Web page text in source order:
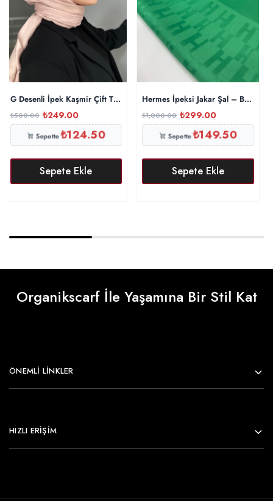
G Desenli İpek Kaşmir Çift Taraflı Şal 440344 – Pembe
₺500.00 ₺249.00
Sepette₺124.50
Sepete Ekle
Hermes İpeksi Jakar Şal – Benetton
₺1,000.00 ₺299.00
Sepette₺149.50
Sepete Ekle
Organikscarf İle Yaşamına Bir Stil Kat
ÖNEMLI LINKLER
HIZLI ERİŞİM